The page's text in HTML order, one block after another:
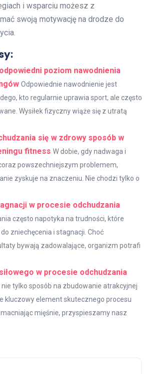
i wsparciu możesz z
swoją motywację na drodze do
poziom nawodnienia
Odpowiednie nawodnienie jest
kto regularnie uprawia sport, ale często
Wysiłek fizyczny wiąże się z utratą
się w zdrowy sposób w
fitness W dobie, gdy nadwaga i
powszechniejszym problemem,
zyskuje na znaczeniu. Nie chodzi tylko o
w procesie odchudzania
często napotyka na trudności, które
zniechęcenia i stagnacji. Choć
bywają zadowalające, organizm potrafi
w procesie odchudzania
nie tylko sposób na zbudowanie atrakcyjnej
kluczowy element skutecznego procesu
mięśnie, przyspieszamy nasz